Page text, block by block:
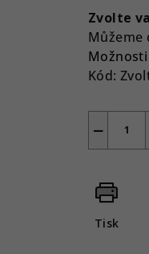
cena:
Zvolte
Můžeme
Kód:
−
Tisk